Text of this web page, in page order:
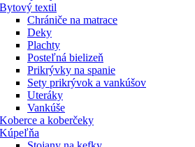
Bytový textil
Chrániče na matrace
Deky
Plachty
Posteľná bielizeň
Prikrývky na spanie
Sety prikrývok a vankúšov
Uteráky
Vankúše
Koberce a koberčeky
Kúpeľňa